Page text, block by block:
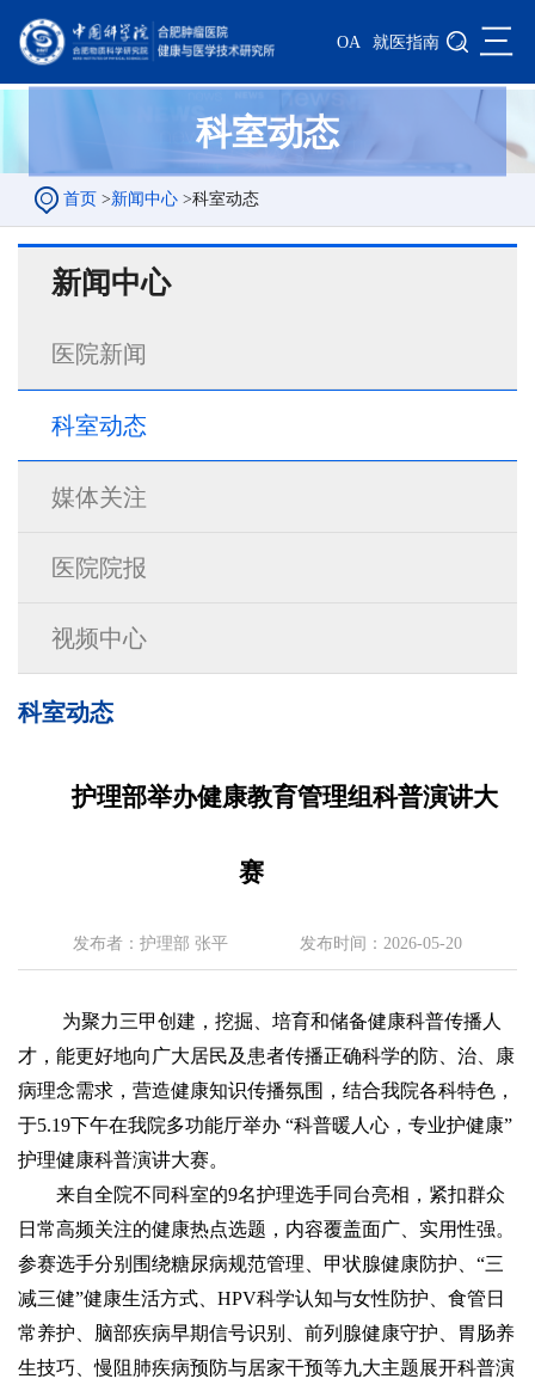
OA 就医指南 三
科室动态
首页 >新闻中心 >科室动态
新闻中心
医院新闻
科室动态
媒体关注
医院院报
视频中心
科室动态
护理部举办健康教育管理组科普演讲大
赛
发布者：护理部 张平 发布时间：2026-05-20
为聚力三甲创建，挖掘、培育和储备健康科普传播人
才，能更好地向广大居民及患者传播正确科学的防、治、康
病理念需求，营造健康知识传播氛围，结合我院各科特色，
于5.19下午在我院多功能厅举办 “科普暖人心，专业护健康”
护理健康科普演讲大赛。
来自全院不同科室的9名护理选手同台亮相，紧扣群众
日常高频关注的健康热点选题，内容覆盖面广、实用性强。
参赛选手分别围绕糖尿病规范管理、甲状腺健康防护、“三
减三健”健康生活方式、HPV科学认知与女性防护、食管日
常养护、脑部疾病早期信号识别、前列腺健康守护、胃肠养
生技巧、慢阻肺疾病预防与居家干预等九大主题展开科普演